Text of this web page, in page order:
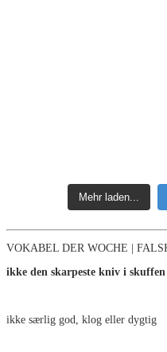
Mehr laden...
VOKABEL DER WOCHE |
ikke den skarpeste kniv i skuffen
ikke særlig god, klog eller dygtig